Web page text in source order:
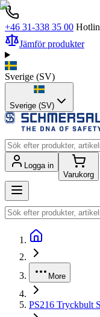
+46 31-338 35 00
Jämför produkter
Sverige (SV)
Sverige (SV)
Logga in
Varukorg
More
PS216 Tryckbult